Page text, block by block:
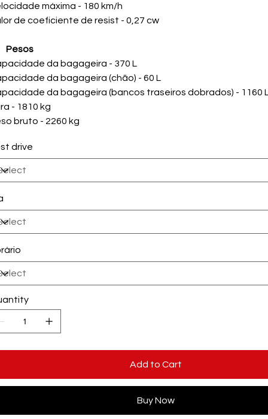
máxima - 180 km/h
de coeficiente de resist - 0,27 cw
Pesos
da bagageira - 370 L
da bagageira (chão) - 60 L
da bagageira (bancos traseiros dobrados) - 1160
- 1810 kg
bruto - 2260 kg
drive
Add to Cart
Buy Now